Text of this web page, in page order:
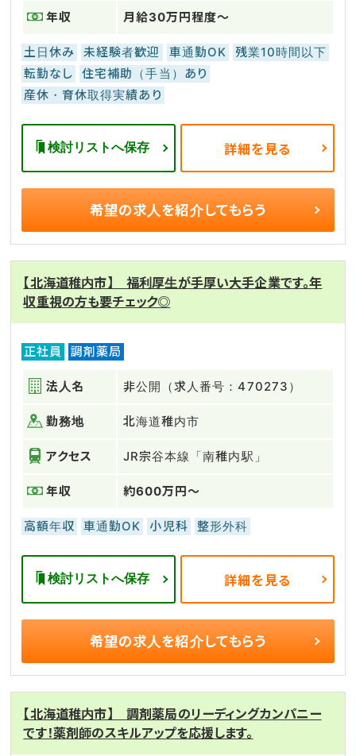
年収 月給30万円程度～
土日休み 未経験者歓迎 車通勤OK
残業10時間以下
転勤なし
住宅補助（手当）あり
産休・育休取得実績あり
検討リストへ保存 詳細を見る
希望の求人を紹介してもらう
【北海道稚内市】 福利厚生が手厚い大手企業です。年
収重視の方も要チェック◎
正社員 調剤薬局
法人名 非公開（求人番号：470273）
勤務地 北海道稚内市
アクセス JR宗谷本線「南稚内駅」
年収 約600万円～
高額年収 車通勤OK 小児科 整形外科
検討リストへ保存 詳細を見る
希望の求人を紹介してもらう
【北海道稚内市】 調剤薬局のリーディングカンパニー
です！薬剤師のスキルアップを応援します。